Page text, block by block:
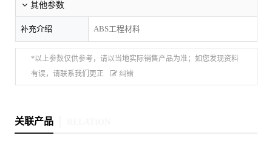
其他参数
补充介绍 ABS工程材料
*以上参数仅供参考，请以当地实际销售产品为准；如您发现资料
有误，请联系我们更正
纠错
关联产品